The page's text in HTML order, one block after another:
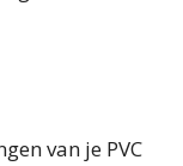
van je PVC